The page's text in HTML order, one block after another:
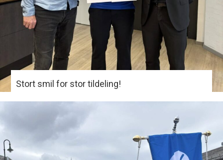
Stort smil for stor tildeling!